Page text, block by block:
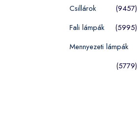
Csillárok
(9457)
Fali lámpák
(5995)
Mennyezeti lámpák
(5779)